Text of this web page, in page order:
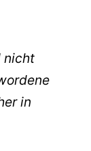
nicht
in